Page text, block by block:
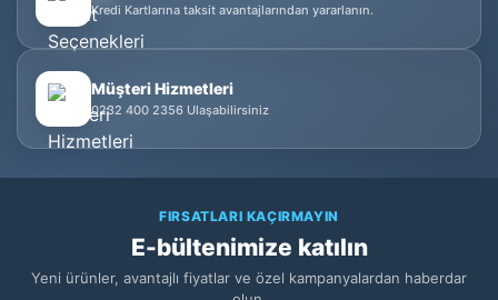
Kredi Kartlarına taksit avantajlarından yararlanın.
Müşteri Hizmetleri
0232 400 2356 Ulaşabilirsiniz
FIRSATLARI KAÇIRMAYIN
E-bültenimize katılın
Yeni ürünler, avantajlı fiyatlar ve özel kampanyalardan haberdar